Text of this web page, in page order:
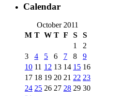
Calendar
October 2011
M T W T F S S
1
2
3
4 5 6 7 8
9
10 11 12 13 14 15 16
17 18 19 20 21 22 23
24 25 26 27 28 29 30